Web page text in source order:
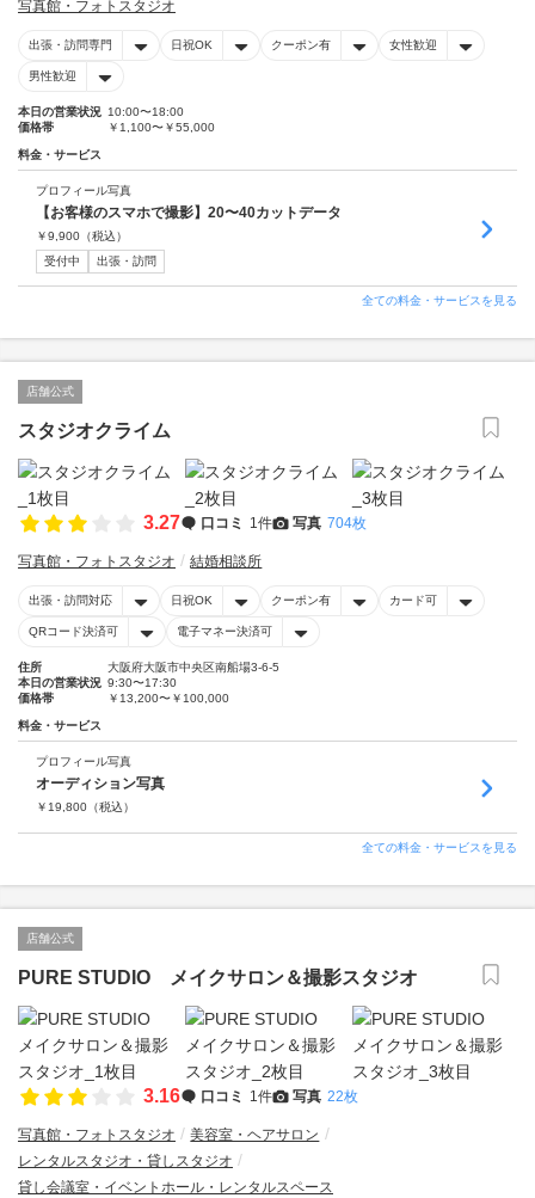
写真館・フォトスタジオ
出張・訪問専門 日祝OK クーポン有 女性歓迎
男性歓迎
本日の営業状況 10:00〜18:00
価格帯
￥1,100〜￥55,000
料金・サービス
プロフィール写真
【お客様のスマホで撮影】20〜40カットデータ
￥9,900 （税込）
受付中
出張・訪問
全ての料金・サービスを見る
店舗公式
スタジオクライム
3.27 口コミ 1件 写真 704枚
写真館・フォトスタジオ 結婚相談所
出張・訪問対応 日祝OK クーポン有 カード可
QRコード決済可 電子マネー決済可
住所
大阪府大阪市中央区南船場3-6-5
本日の営業状況 9:30〜17:30
価格帯
￥13,200〜￥100,000
料金・サービス
プロフィール写真
オーディション写真
￥ 19,800 （税込）
全ての料金・サービスを見る
店舗公式
PURE STUDIO メイクサロン＆撮影スタジオ
3.16 口コミ 1件 写真 22枚
写真館・フォトスタジオ
美容室・ヘアサロン
レンタルスタジオ・貸しスタジオ
貸し会議室・イベントホール・レンタルスペース